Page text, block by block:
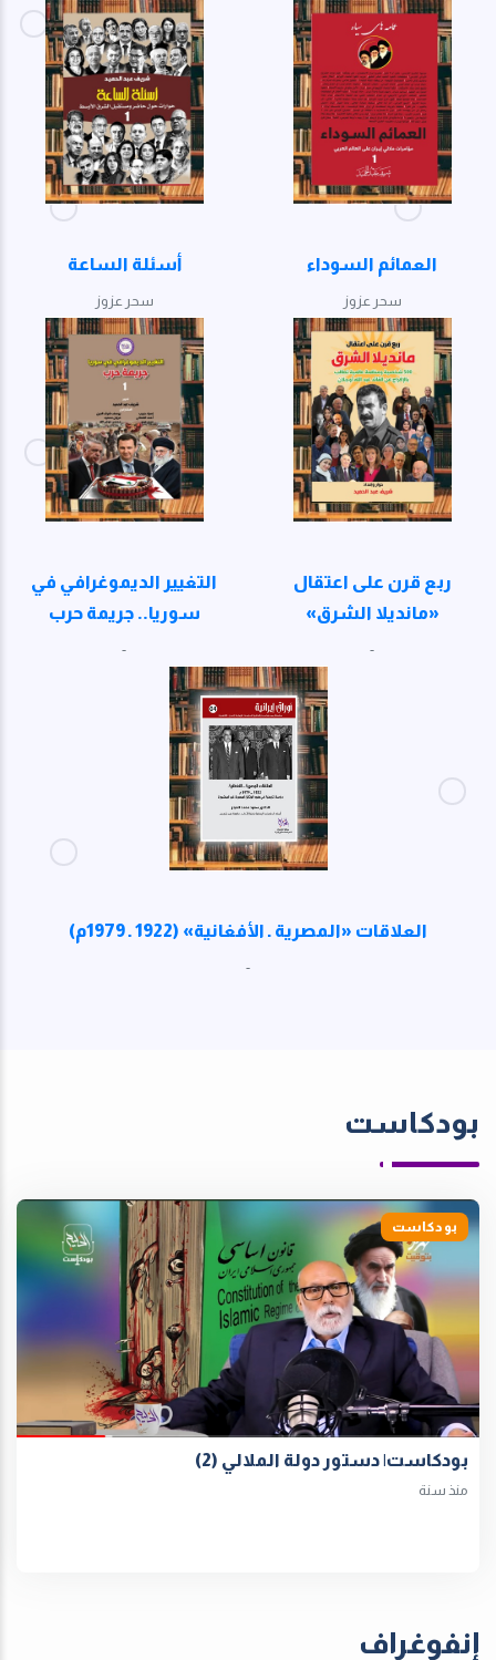
العمائم السوداء
سحر عزوز
أسئلة الساعة
سحر عزوز
ربع قرن على اعتقال
«مانديلا الشرق»
-
التغيير الديموغرافي في
سوريا.. جريمة حرب
-
العلاقات «المصرية ـ الأفغانية» (1922 ـ 1979م)
-
بودكاست
بودكاست
بودكاست| دستور دولة الملالي (2)
منذ سنة
إنفوغراف